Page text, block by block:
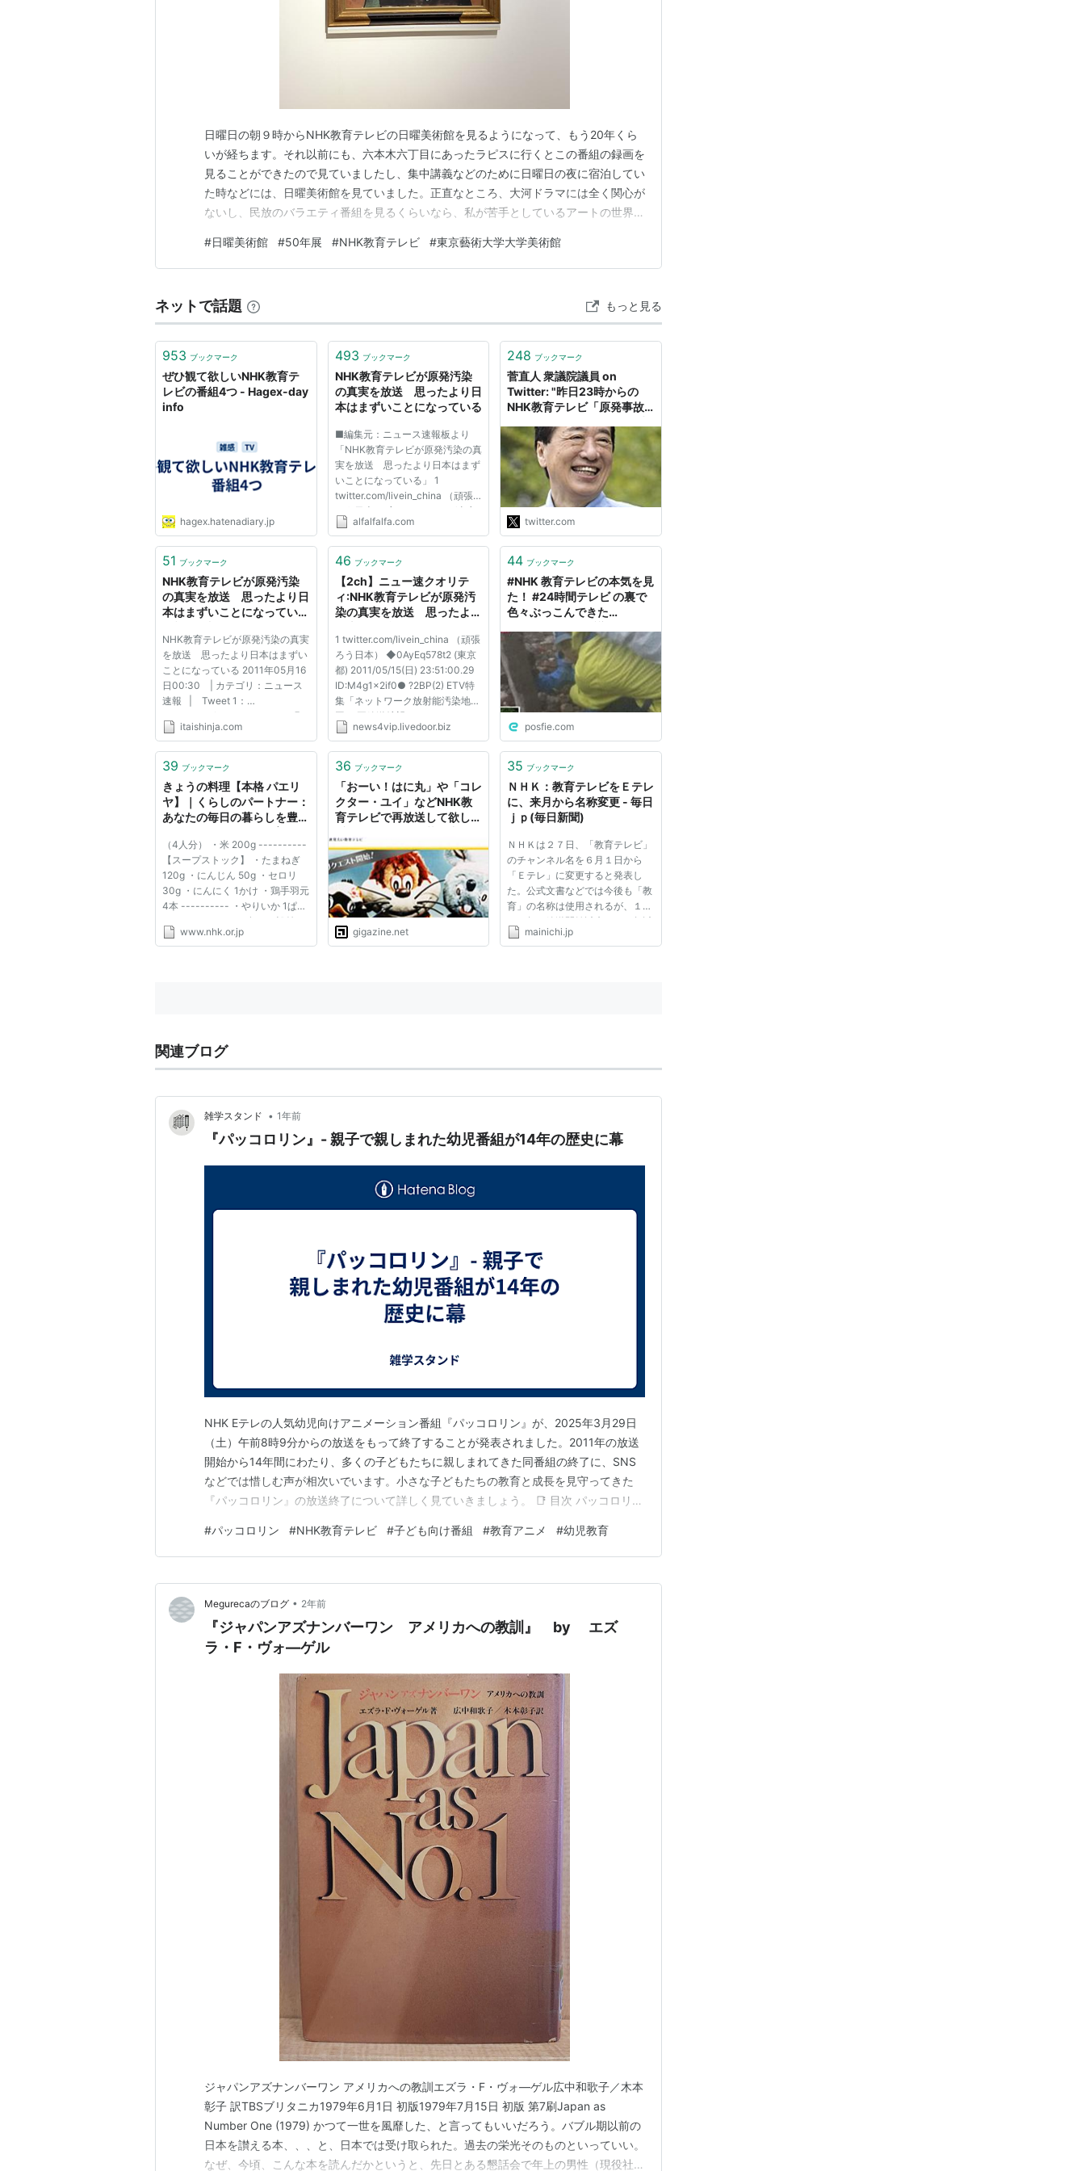
日曜日の朝９時からNHK教育テレビの日曜美術館を見るようになって、もう20年くら
いが経ちます。それ以前にも、六本木六丁目にあったラピスに行くとこの番組の録画を
見ることができたので見ていましたし、集中講義などのために日曜日の夜に宿泊してい
た時などには、日曜美術館を見ていました。正直なところ、大河ドラマには全く関心が
ないし、民放のバラエティ番組を見るくらいなら、私が苦手としているアートの世界に
本伝統工芸展を取り上げるのもこの番組です。もう一つあげれば、NHKのアナウンサ
ーの方々の語り（ナレーション）が非常によいのです（歴…
#日曜美術館 #50年展 #NHK教育テレビ #東京藝術大学大学美術館
ネットで話題 もっと見る
953 ブックマーク
ぜひ観て欲しいNHK教育テ
レビの番組4つ - Hagex-day
info
hagex.hatenadiary.jp
493 ブックマーク
NHK教育テレビが原発汚染
の真実を放送 思ったより日
本はまずいことになっている
■編集元：ニュース速報板より
「NHK教育テレビが原発汚染の真
実を放送 思ったより日本はまず
いことになっている」 1
twitter.com/livein_china （頑張
ろう日本） ◆0AyEq578t2 (東京
都) :2011/05/15(日) 23:51:00.29
「ネットワーク放射能汚染地図」
→https://pid.nhk.or.jp/pid04/R...
alfalfalfa.com
248 ブックマーク
菅直人 衆議院議員 on
Twitter: "昨日23時からの
NHK教育テレビ「原発事故
誰が命を懸けるのか」をご覧
になりましたか。私自身を含
め、多くの関係者からの取材
を積み重ねた番組でした。一
つ残念だったのは当時の東電
の責任者が顔を出して取材に
応じていないことです。"
twitter.com
51 ブックマーク
NHK教育テレビが原発汚染
の真実を放送 思ったより日
本はまずいことになっている
NHK教育テレビが原発汚染の真実
を放送 思ったより日本はまずい
ことになっている 2011年05月16
日00:30 | カテゴリ：ニュース
速報 | Tweet 1：
twitter.com/livein_china （頑張
ろう日本） ◆0AyEq578t2 (東京
ID:M4g1x2if0● ETV特集「ネッ
送希望→htt...
itaishinja.com
46 ブックマーク
【2ch】ニュー速クオリテ
ィ:NHK教育テレビが原発汚
染の真実を放送 思ったより
る
1 twitter.com/livein_china （頑張
ろう日本） ◆0AyEq578t2 (東京
都) 2011/05/15(日) 23:51:00.29
ID:M4g1x2if0● ?2BP(2) ETV特
集「ネットワーク放射能汚染地
図」 再放送希望
→https://pid.nhk.or.jp/pid04/Reb
pkey=001-20110515-31-21920
った ・やばい線量...
news4vip.livedoor.biz
44 ブックマーク
#NHK 教育テレビの本気を見
た！ #24時間テレビ の裏で
色々ぶっこんできた
（20160828）
posfie.com
39 ブックマーク
きょうの料理【本格 パエリ
ヤ】｜くらしのパートナー：
あなたの毎日の暮らしを豊か
ビ）の生活実用番組ポータル
サイトです。
（4人分） ・米 200g ----------
【スープストック】 ・たまねぎ
120g ・にんじん 50g ・セロリ
30g ・にんにく 1かけ ・鶏手羽元
4本 ---------- ・やりいか 1ぱい
（100g） ・えび（有頭／殻付
き） 4匹 ・ムール貝＊ 4コ ・あ
www.nhk.or.jp
36 ブックマーク
「おーい！はに丸」や「コレ
クター・ユイ」などNHK教
育テレビで再放送して欲しい
gigazine.net
35 ブックマーク
ＮＨＫ：教育テレビをＥテレ
に、来月から名称変更 - 毎日
ｊｐ(毎日新聞)
ＮＨＫは２７日、「教育テレビ」
のチャンネル名を６月１日から
「Ｅテレ」に変更すると発表し
た。公式文書などでは今後も「教
育」の名称は使用されるが、１９
５９年の放送開始以来、５０年以
上にわたって視聴者に親しまれた
mainichi.jp
関連ブログ
雑学スタンド • 1年前
『パッコロリン』- 親子で親しまれた幼児番組が14年の歴史に幕
NHK Eテレの人気幼児向けアニメーション番組『パッコロリン』が、2025年3月29日
（土）午前8時9分からの放送をもって終了することが発表されました。2011年の放送
開始から14年間にわたり、多くの子どもたちに親しまれてきた同番組の終了に、SNS
などでは惜しむ声が相次いでいます。小さな子どもたちの教育と成長を見守ってきた
『パッコロリン』の放送終了について詳しく見ていきましょう。 📑 目次 パッコロリン
史に幕を下ろす パッコロリンとは？その歴史と特徴 ■ パッコロリンの基本情報 放送
開始：2011年3月28日（…
#パッコロリン #NHK教育テレビ #子ども向け番組 #教育アニメ #幼児教育
Megurecaのブログ • 2年前
『ジャパンアズナンバーワン アメリカへの教訓』 by エズ
ラ・F・ヴォ―ゲル
ジャパンアズナンバーワン アメリカへの教訓エズラ・F・ヴォ―ゲル広中和歌子／木本
彰子 訳TBSブリタニカ1979年6月1日 初版1979年7月15日 初版 第7刷Japan as
Number One (1979) かつて一世を風靡した、と言ってもいいだろう。バブル期以前の
日本を讃える本、、、と、日本では受け取られた。過去の栄光そのものといっていい。
なぜ、今頃、こんな本を読んだかというと、先日とある懇話会で年上の男性（現役社